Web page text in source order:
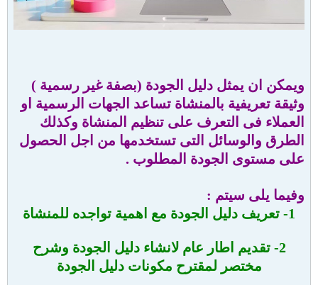
ويمكن ان يمثل دليل الجودة (بصفة غير رسمية )
وثيقة تعريفية بالمنشاة تساعد الجهات الرسمية او
العملاء فى التعرف على تنظيم المنشاة وكذلك
الطرق والوسائل التى تستخدمها من اجل الحصول
على مستوى الجودة المطلوب .
وفيما يلى سيتم :
1- تعريف دليل الجودة مع اهمية تواجده للمنشاة
2- تقديم اطار عام لانشاء دليل الجودة وشرح
مختصر لمقترح مكونات دليل الجودة